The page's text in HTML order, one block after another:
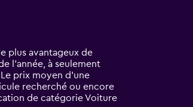
plus avantageux de
l’année, à seulement
prix moyen d’une
recherché ou encore
de catégorie Voiture